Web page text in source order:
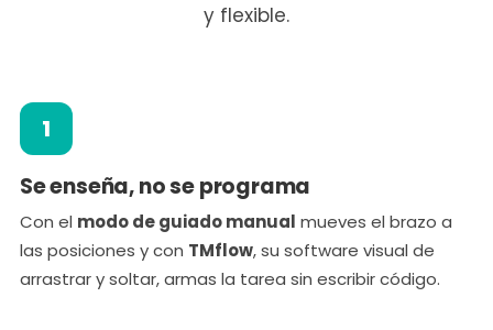
y flexible.
1
Se enseña, no se programa
Con el modo de guiado manual mueves el brazo a
las posiciones y con TMflow, su software visual de
arrastrar y soltar, armas la tarea sin escribir código.